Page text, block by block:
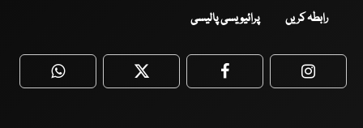
رابطہ کریں پرائیویسی پالیسی
WhatsApp Twitter Facebook